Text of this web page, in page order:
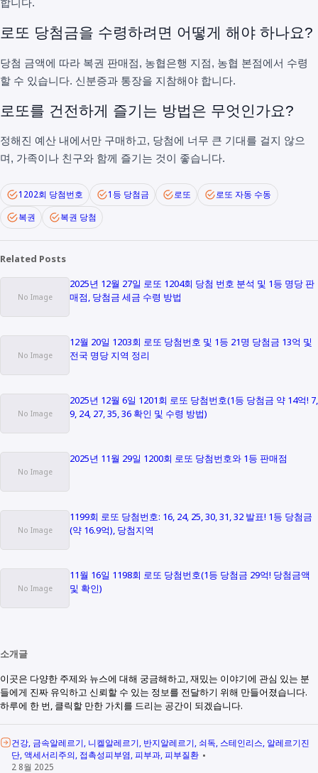
합니다.
로또 당첨금을 수령하려면 어떻게 해야 하나요?
당첨 금액에 따라 복권 판매점, 농협은행 지점, 농협 본점에서 수령
할 수 있습니다. 신분증과 통장을 지참해야 합니다.
로또를 건전하게 즐기는 방법은 무엇인가요?
정해진 예산 내에서만 구매하고, 당첨에 너무 큰 기대를 걸지 않으
며, 가족이나 친구와 함께 즐기는 것이 좋습니다.
1202회 당첨번호 1등 당첨금 로또
로또 자동 수동
복권
복권 당첨
Related Posts
2025년 12월 27일 로또 1204회 당첨 번호 분석 및 1등 명당 판
매점, 당첨금 세금 수령 방법
12월 20일 1203회 로또 당첨번호 및 1등 21명 당첨금 13억 및
전국 명당 지역 정리
2025년 12월 6일 1201회 로또 당첨번호(1등 당첨금 약 14억! 7,
9, 24, 27, 35, 36 확인 및 수령 방법)
2025년 11월 29일 1200회 로또 당첨번호와 1등 판매점
1199회 로또 당첨번호: 16, 24, 25, 30, 31, 32 발표! 1등 당첨금
(약 16.9억), 당첨지역
11월 16일 1198회 로또 당첨번호(1등 당첨금 29억! 당첨금액
및 확인)
소개글
이곳은 다양한 주제와 뉴스에 대해 궁금해하고, 재밌는 이야기에 관심 있는 분
들에게 진짜 유익하고 신뢰할 수 있는 정보를 전달하기 위해 만들어졌습니다.
하루에 한 번, 클릭할 만한 가치를 드리는 공간이 되겠습니다.
건강 금속알레르기 니켈알레르기 반지알레르기 쇠독 스테인리스 알레르기진
단 액세서리주의 접촉성피부염 피부과 피부질환
2 8월 2025